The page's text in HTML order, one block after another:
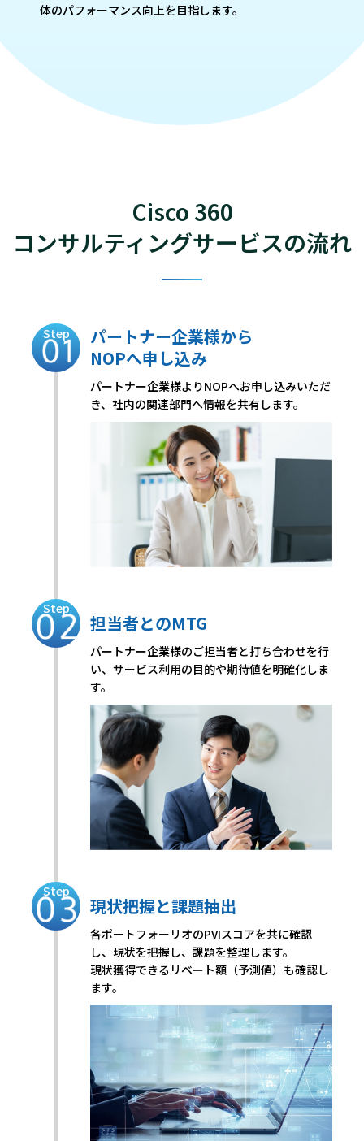
体のパフォーマンス向上を目指します。
Cisco 360
コンサルティングサービスの流れ
Step
パートナー企業様から
NOPへ申し込み
パートナー企業様よりNOPへお申し込みいただ
き、社内の関連部門へ情報を共有します。
Step
担当者とのMTG
パートナー企業様のご担当者と打ち合わせを行
い、サービス利用の目的や期待値を明確化しま
す。
Step
現状把握と課題抽出
各ポートフォーリオのPVIスコアを共に確認
し、現状を把握し、課題を整理します。
現状獲得できるリベート額（予測値）も確認し
ます。